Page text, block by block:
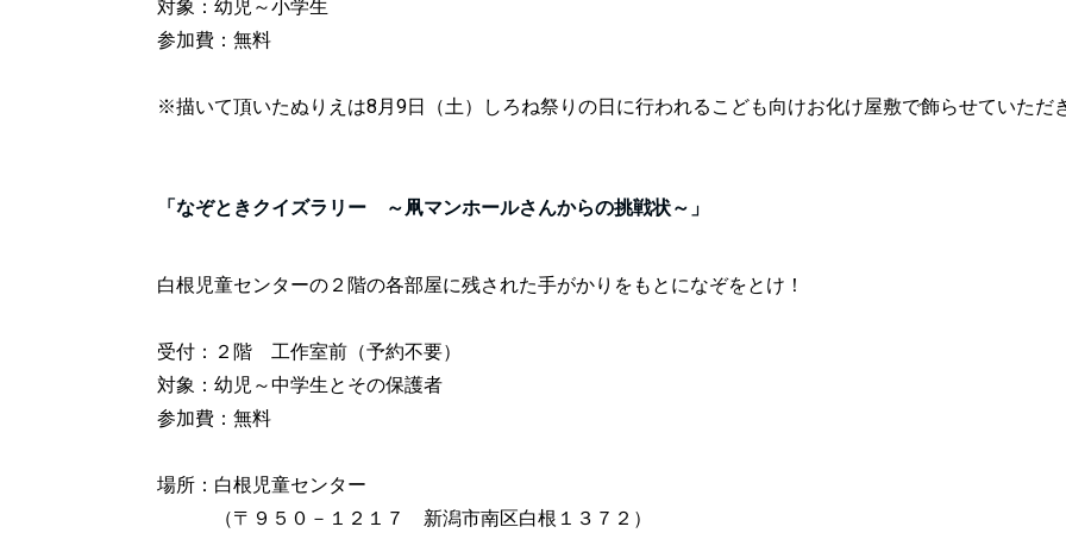
対象：幼児～小学生
参加費：無料
※描いて頂いたぬりえは8月9日（土）しろね祭り の日に行われるこ ども向けお化け屋敷で飾らせていただ
「なぞときクイズラリー ～凧マンホールさんからの挑戦状～」
白根児童センターの２階の各部屋に残された手がかりをもとになぞをとけ！
受付：２階 工作室前（予約不要）
対象：幼児～中学生とその保護者
参加費：無料
場所：白根児童センター
（〒９５０－１２１７ 新潟市南区白根１３７２）